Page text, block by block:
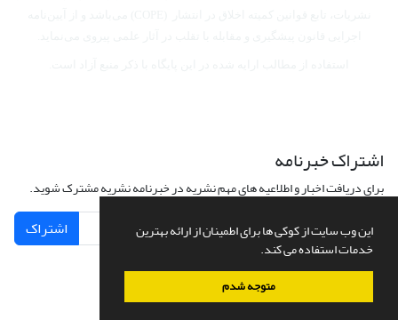
این وب سایت از کوکی ها برای اطمینان از ارائه بهترین
خدمات استفاده می کند.
متوجه شدم
اشتراک خبرنامه
برای دریافت اخبار و اطلاعیه های مهم نشریه در خبرنامه نشریه مشترک شوید.
اشتراک
سامانه مدیریت نشریات علمی.طراحی و پیاده سازی ازسیناوب